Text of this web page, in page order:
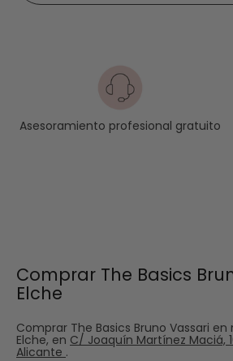
Asesoramiento profesional gratuito
Comprar The Basics
Elche
Comprar The Basics Bruno Vassari
Elche, en C/ Joaquín Martínez Maciá,
Alicante .